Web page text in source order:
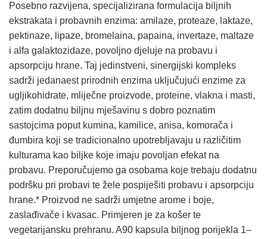
Posebno razvijena, specijalizirana formulacija biljnih
ekstrakata i probavnih enzima: amilaze, proteaze, laktaze,
pektinaze, lipaze, bromelaina, papaina, invertaze, maltaze
i alfa galaktozidaze, povoljno djeluje na probavu i
apsorpciju hrane. Taj jedinstveni, sinergijski kompleks
sadrži jedanaest prirodnih enzima uključujući enzime za
ugljikohidrate, mliječne proizvode, proteine, vlakna i masti,
zatim dodatnu biljnu mješavinu s dobro poznatim
sastojcima poput kumina, kamilice, anisa, komorača i
đumbira koji se tradicionalno upotrebljavaju u različitim
kulturama kao biljke koje imaju povoljan efekat na
probavu. Preporučujemo ga osobama koje trebaju dodatnu
podršku pri probavi te žele pospiješiti probavu i apsorpciju
hrane.* Proizvod ne sadrži umjetne arome i boje,
zaslađivače i kvasac. Primjeren je za košer te
vegetarijansku prehranu. A90 kapsula biljnog porijekla 1‒